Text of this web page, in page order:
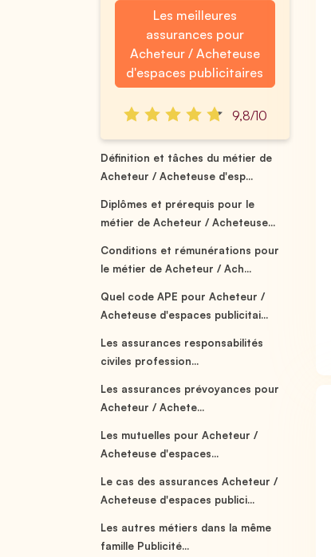
Les meilleures
assurances pour
Acheteur / Acheteuse
d'espaces publicitaires
9,8/10
Définition et tâches du métier de
Acheteur / Acheteuse d'esp...
Diplômes et prérequis pour le
métier de Acheteur / Acheteuse...
Conditions et rémunérations pour
le métier de Acheteur / Ach...
Quel code APE pour Acheteur /
Acheteuse d'espaces publicitai...
Les assurances responsabilités
civiles profession...
Les assurances prévoyances pour
Acheteur / Achete...
Les mutuelles pour Acheteur /
Acheteuse d'espaces...
Le cas des assurances Acheteur /
Acheteuse d'espaces publici...
Les autres métiers dans la même
famille Publicité...